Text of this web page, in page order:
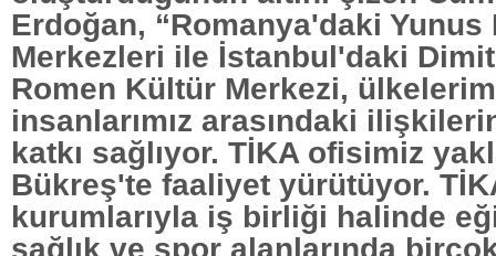
Erdoğan, “Romanya'daki
Merkezleri ile İstanbul'daki
Romen Kültür Merkezi,
insanlarımız arasındaki
katkı sağlıyor. TİKA ofisimiz
Bükreş'te faaliyet yürütüyor.
kurumlarıyla iş birliği halinde
sağlık ve spor alanlarında